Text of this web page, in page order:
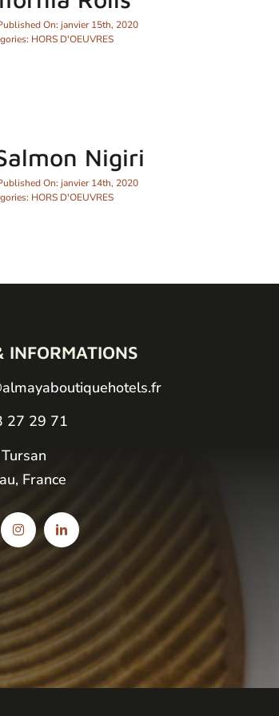
On: janvier 15th, 2020
HORS D'OEUVRES
Nigiri
On: janvier 14th, 2020
HORS D'OEUVRES
INFORMATIONS
27 29 71
France